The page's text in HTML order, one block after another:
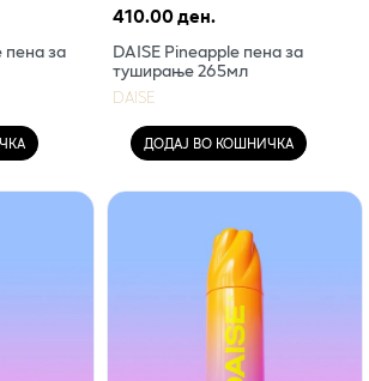
пена за
410.00 ден.
DAISE Pineapple пена за
туширање 265мл
DAISE
ДОДАЈ ВО КОШНИЧКА